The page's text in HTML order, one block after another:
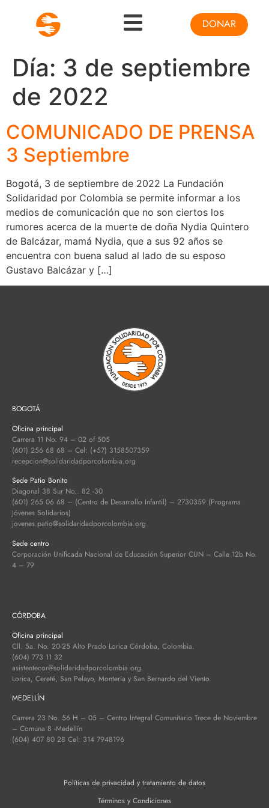
DONAR
Día: 3 de septiembre
de 2022
COMUNICADO DE PRENSA
3 Septiembre
Bogotá, 3 de septiembre de 2022 La Fundación
Solidaridad por Colombia se permite informar a los
medios de comunicación que no son ciertos los
rumores acerca de la muerte de doña Nydia Quintero
de Balcázar, mamá Nydia, que a sus 92 años se
encuentra con buena salud al lado de su esposo
Gustavo Balcázar y […]
BOGOTÁ
Oficina principal
Carrera 11 No. 94 – 02 of 505
(601) 256 68 68 – Cel: (+57) 3158507359
recepcion@solidaridadporcolombia.org
Sede Patio Bonito
Diagonal 38 Sur No.. 82 -30
(601) 265 06 68 – (Centro de Desarrollo Infantil) – 2730359 (Programa
Jóvenes Solidarios)
jovenes.patio@solidaridadporcolombia.org
Sede centro
Corporación Unificada Nacional de Educación Superior CUN – Calle 12b No.
4 – 79
CÓRDOBA
Oficina principal
Cll. 5a. No. 20-25 Alto Prado Lorica Córdoba, Colombia.
(604) 773 11 32
asistentecor@solidaridadporcolombia.org
Lorica, Cereté, San Pelayo, Monteria y San Bernardo del Viento.
MEDELLÍN
Carrera 23 No. 56 H – 05 – Centro Integral Comunitario Trece de Noviembre
– Comuna 8 -Medellín
(604) 407 80 28 Cel: 314 7948196
Políticas de privacidad y tratamiento de datos
Términos y Condiciones